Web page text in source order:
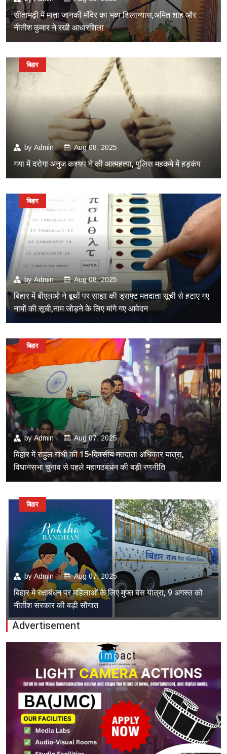
सीतामढ़ी में माता जानकी मंदिर का भव्य शिलान्यास,अमित शाह और
नीतीश कुमार ने रखी आधारशिला
by Admin Aug 08, 2025
गया में दरोगा अनुज कश्यप ने की आत्महत्या, पुलिस महकमे में हड़कंप
बिहार
byAdmin Aug 08, 2025
बिहार में बीएलओ ने बूथों पर साझा की ड्राफ्ट मतदाता सूची से हटाए गए
नामों की सूची,नाम जोड़ने के लिए मांगे गए आवेदन
बिहार
byAdmin Aug 07, 2025
बिहार में राहुल गांधी की 15-दिवसीय मतदाता अधिकार यात्रा,
विधानसभा चुनाव से पहले महागठबंधन की बड़ी रणनीति
बिहार
by Admin Aug 07, 2025
बिहार में रक्षाबंधन पर महिलाओं के लिए मुफ्त बस यात्रा, 9 अगस्त को
नीतीश सरकार की बड़ी सौगात
बिहार
Advertisement